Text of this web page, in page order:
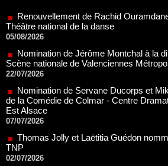
Nomination de Jérôme Montchal à la
Scène nationale de Valenciennes
22/07/2026
Nomination de Servane Ducorps et
de la Comédie de Colmar - Centre
Est Alsace
07/07/2026
Thomas Jolly et Laëtitia Guédon
TNP
02/07/2026
Fonds SACD Théâtre : les lauréats
23/06/2026